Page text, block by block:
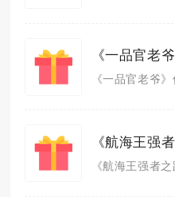
《一品官老
《一品官老爷
《航海王强
《航海王强者